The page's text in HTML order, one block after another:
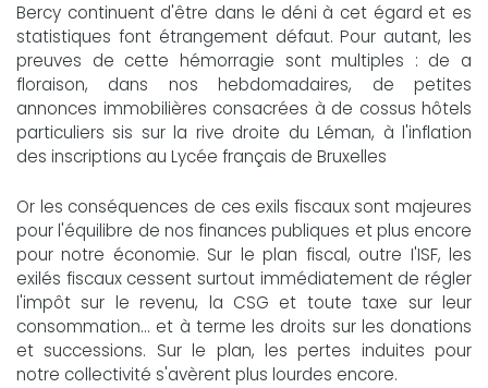
Bercy continuent d'être dans le déni à cet égard et es
statistiques font étrangement défaut. Pour autant, les
preuves de cette hémorragie sont multiples : de a
floraison, dans nos hebdomadaires, de petites
annonces immobilières consacrées à de cossus hôtels
particuliers sis sur la rive droite du Léman, à l'inflation
des inscriptions au Lycée français de Bruxelles
Or les conséquences de ces exils fiscaux sont majeures
pour l'équilibre de nos finances publiques et plus encore
pour notre économie. Sur le plan fiscal, outre I'ISF, les
exilés fiscaux cessent surtout immédiatement de régler
l'impôt sur le revenu, la CSG et toute taxe sur leur
consommation... et à terme les droits sur les donations
et successions. Sur le plan, les pertes induites pour
notre collectivité s'avèrent plus lourdes encore.